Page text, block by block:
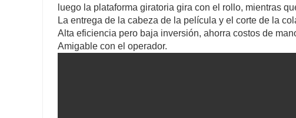
luego la plataforma giratoria gira con el rollo, mientras
La entrega de la cabeza de la película y el corte de la
Alta eficiencia pero baja inversión, ahorra costos de
Amigable con el operador.